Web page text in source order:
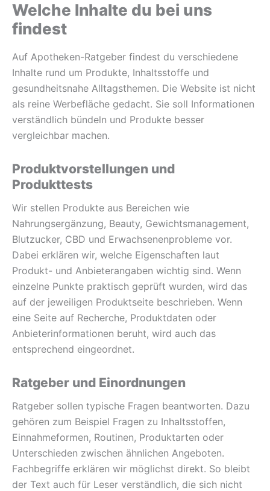
Welche Inhalte du bei uns
findest
Auf Apotheken-Ratgeber findest du verschiedene
Inhalte rund um Produkte, Inhaltsstoffe und
gesundheitsnahe Alltagsthemen. Die Website ist nicht
als reine Werbefläche gedacht. Sie soll Informationen
verständlich bündeln und Produkte besser
vergleichbar machen.
Produktvorstellungen und
Produkttests
Wir stellen Produkte aus Bereichen wie
Nahrungsergänzung, Beauty, Gewichtsmanagement,
Blutzucker, CBD und Erwachsenenprobleme vor.
Dabei erklären wir, welche Eigenschaften laut
Produkt- und Anbieterangaben wichtig sind. Wenn
einzelne Punkte praktisch geprüft wurden, wird das
auf der jeweiligen Produktseite beschrieben. Wenn
eine Seite auf Recherche, Produktdaten oder
Anbieterinformationen beruht, wird auch das
entsprechend eingeordnet.
Ratgeber und Einordnungen
Ratgeber sollen typische Fragen beantworten. Dazu
gehören zum Beispiel Fragen zu Inhaltsstoffen,
Einnahmeformen, Routinen, Produktarten oder
Unterschieden zwischen ähnlichen Angeboten.
Fachbegriffe erklären wir möglichst direkt. So bleibt
der Text auch für Leser verständlich, die sich nicht